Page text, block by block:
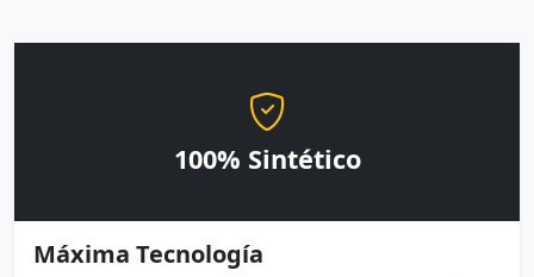
100% Sintético
Máxima Tecnología